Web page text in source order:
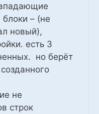
– (не
новый),
есть 3
но берёт
не
строк